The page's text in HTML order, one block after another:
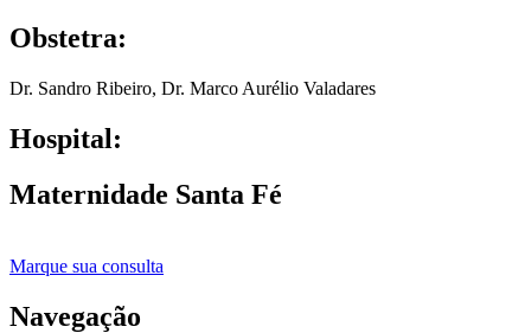
Obstetra:
Dr. Sandro Ribeiro, Dr. Marco Aurélio Valadares
Hospital:
Maternidade Santa Fé
Marque sua consulta
Navegação